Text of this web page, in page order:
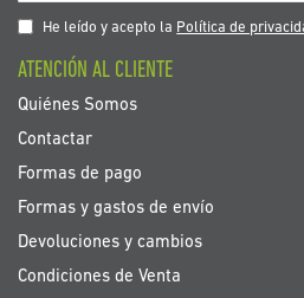
nuestro
de
noticias:
He leído y acepto la Política de
ATENCIÓN AL CLIENTE
Quiénes Somos
Contactar
Formas de pago
Formas y gastos de envío
Devoluciones y cambios
Condiciones de Venta